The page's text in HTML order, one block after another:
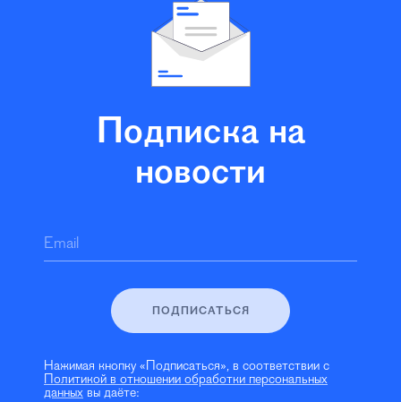
Подписка на
новости
Email
ПОДПИСАТЬСЯ
Нажимая кнопку «Подписаться», в соответствии с
Политикой в отношении обработки персональных
данных вы даёте: